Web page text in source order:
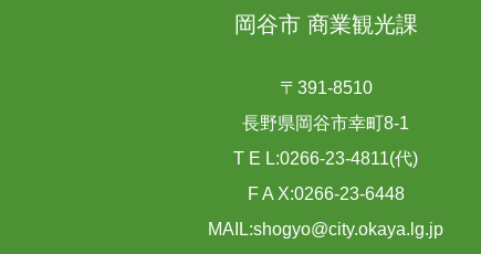
岡谷市 商業観光課
〒391-8510
長野県岡谷市幸町8-1
T E L:0266-23-4811(代)
F A X:0266-23-6448
MAIL:shogyo@city.okaya.lg.jp